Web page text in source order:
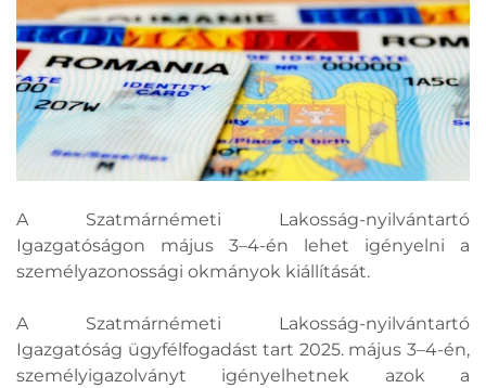
A Szatmárnémeti Lakosság-nyilvántartó
Igazgatóságon május 3–4-én lehet igényelni a
személyazonossági okmányok kiállítását.
A Szatmárnémeti Lakosság-nyilvántartó
Igazgatóság ügyfélfogadást tart 2025. május 3–4-én,
személyigazolványt igényelhetnek azok a